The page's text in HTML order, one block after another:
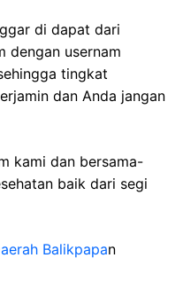
di dapat dari
dengan usernam
tingkat
dan Anda jangan
kami dan bersama-
baik dari segi
Balikpapan